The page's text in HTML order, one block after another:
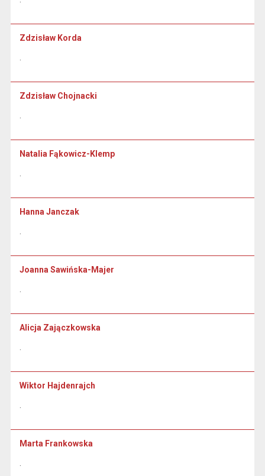
Zdzisław Korda
Zdzisław Chojnacki
Natalia Fąkowicz-Klemp
Hanna Janczak
Joanna Sawińska-Majer
Alicja Zajączkowska
Wiktor Hajdenrajch
Marta Frankowska